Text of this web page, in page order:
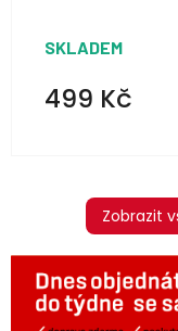
SKLADEM
499 Kč
Zobrazit